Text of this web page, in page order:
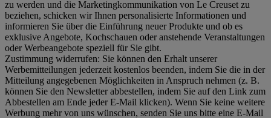
zu werden und die Marketingkommunikation von Le Creuset zu
beziehen, schicken wir Ihnen personalisierte Informationen und
informieren Sie über die Einführung neuer Produkte und ob es
exklusive Angebote, Kochschauen oder anstehende Veranstaltungen
oder Werbeangebote speziell für Sie gibt.
Zustimmung widerrufen: Sie können den Erhalt unserer
Werbemitteilungen jederzeit kostenlos beenden, indem Sie die in der
Mitteilung angegebenen Möglichkeiten in Anspruch nehmen (z. B.
können Sie den Newsletter abbestellen, indem Sie auf den Link zum
Abbestellen am Ende jeder E-Mail klicken). Wenn Sie keine weitere
Werbung mehr von uns wünschen, senden Sie uns bitte eine E-Mail